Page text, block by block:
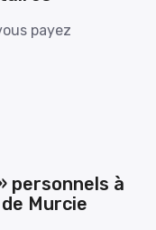
payez
personnels à
Murcie